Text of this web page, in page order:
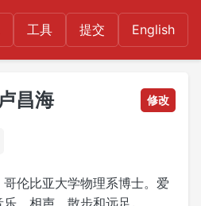
工具 提交 English
昌海 修改
伦比亚大学物理系博士。爱
、相声、散步和远足。